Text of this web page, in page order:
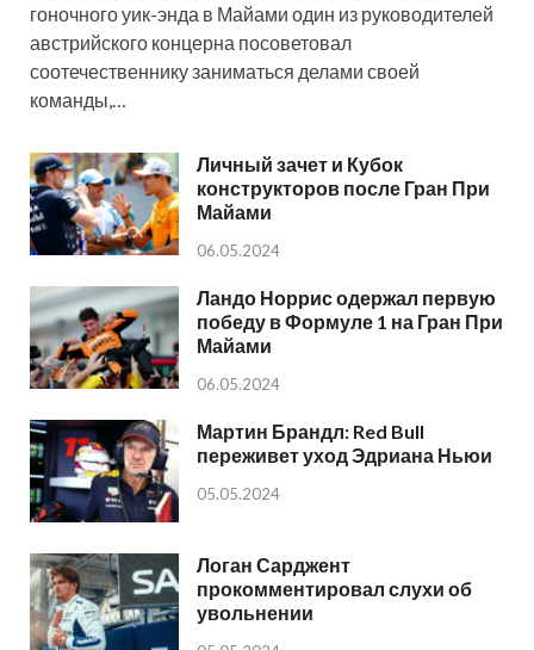
гоночного уик-энда в Майами один из руководителей
австрийского концерна посоветовал
соотечественнику заниматься делами своей
команды,…
Личный зачет и Кубок
конструкторов после Гран При
Майами
06.05.2024
Ландо Норрис одержал первую
победу в Формуле 1 на Гран При
Майами
06.05.2024
Мартин Брандл: Red Bull
переживет уход Эдриана Ньюи
05.05.2024
Логан Сарджент
прокомментировал слухи об
увольнении